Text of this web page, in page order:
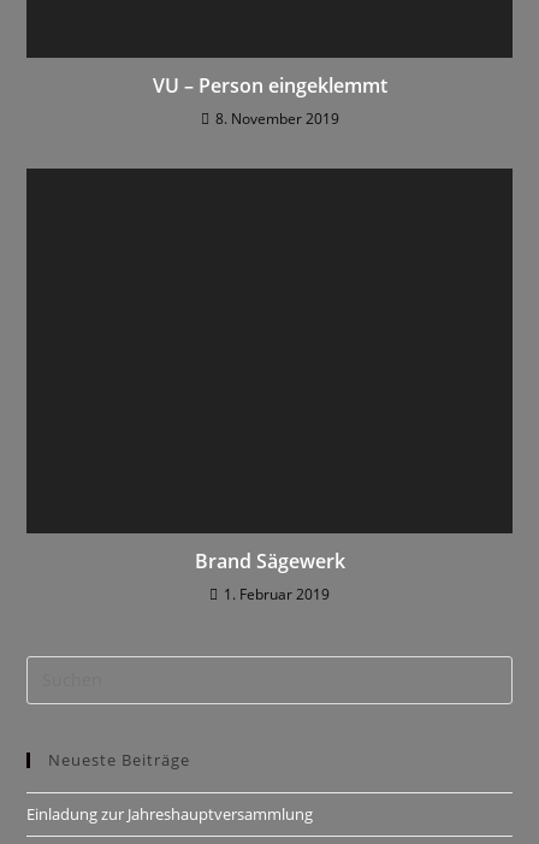
VU – Person eingeklemmt
8. November 2019
Brand Sägewerk
1. Februar 2019
Neueste Beiträge
Einladung zur Jahreshauptversammlung